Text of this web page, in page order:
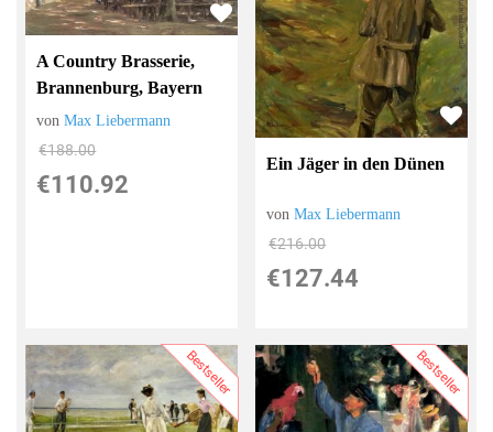
A Country Brasserie,
Brannenburg, Bayern
vonMax Liebermann
€188.00
€110.92
Ein Jäger in den Dünen
vonMax Liebermann
€216.00
€127.44
Bestseller Bestseller